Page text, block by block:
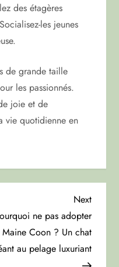
des étagères
les jeunes
de grande taille
les passionnés.
joie et de
vie quotidienne en
Next
Post
Next
ne pas adopter
Maine Coon ? Un chat
au pelage luxuriant